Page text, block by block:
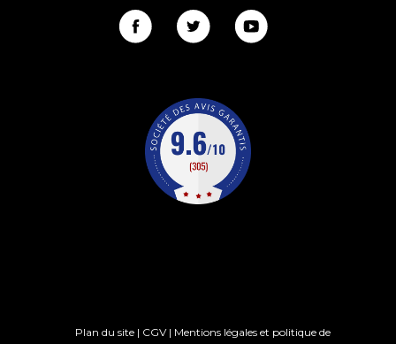
Plan du site | CGV | Mentions légales et politique de